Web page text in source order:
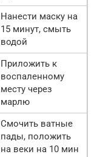
Нанести маску на
15 минут, смыть
водой
Приложить к
воспаленному
месту через
марлю
Смочить ватные
пады, положить
на веки на 10 мин